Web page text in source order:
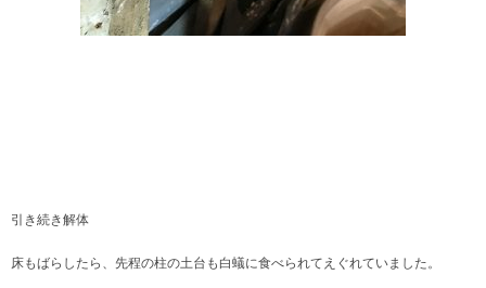
引き続き解体
床もばらしたら、先程の柱の土台も白蟻に食べられてえぐれていました。